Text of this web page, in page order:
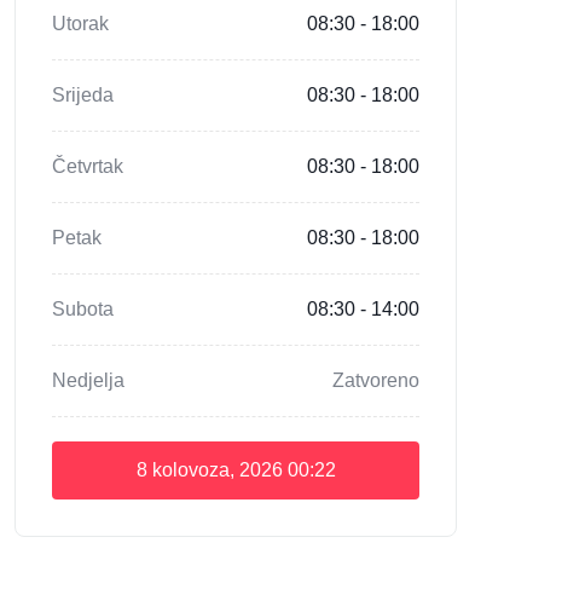
Utorak 08:30 - 18:00
Srijeda 08:30 - 18:00
Četvrtak 08:30 - 18:00
Petak 08:30 - 18:00
Subota 08:30 - 14:00
Nedjelja Zatvoreno
8 kolovoza, 2026 00:22